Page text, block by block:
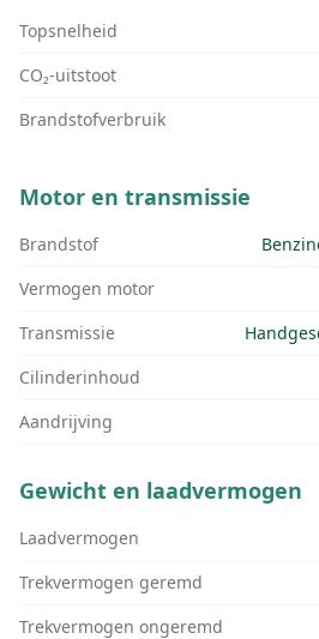
Topsnelheid
CO₂-uitstoot
Brandstofverbruik
Motor en transmissie
Brandstof
Vermogen motor
Transmissie
Cilinderinhoud
Aandrijving
Gewicht en laadvermogen
Laadvermogen
Trekvermogen geremd
Trekvermogen ongeremd